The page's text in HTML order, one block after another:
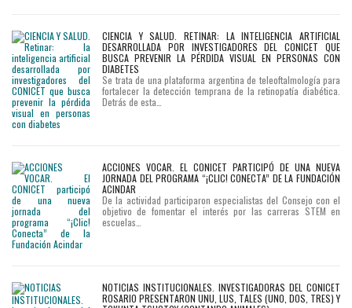
CIENCIA Y SALUD. RETINAR: LA INTELIGENCIA ARTIFICIAL
DESARROLLADA POR INVESTIGADORES DEL CONICET QUE
BUSCA PREVENIR LA PÉRDIDA VISUAL EN PERSONAS CON
DIABETES
Se trata de una plataforma argentina de teleoftalmología para
fortalecer la detección temprana de la retinopatía diabética.
Detrás de esta…
ACCIONES VOCAR. EL CONICET PARTICIPÓ DE UNA NUEVA
JORNADA DEL PROGRAMA “¡CLIC! CONECTA” DE LA FUNDACIÓN
ACINDAR
De la actividad participaron especialistas del Consejo con el
objetivo de fomentar el interés por las carreras STEM en
escuelas…
NOTICIAS INSTITUCIONALES. INVESTIGADORAS DEL CONICET
ROSARIO PRESENTARON UNU, LUS, TALES (UNO, DOS, TRES) Y